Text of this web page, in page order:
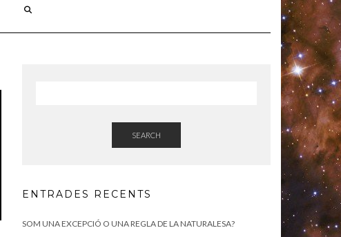
SEARCH
ENTRADES RECENTS
SOM UNA EXCEPCIÓ O UNA REGLA DE LA NATURALESA?